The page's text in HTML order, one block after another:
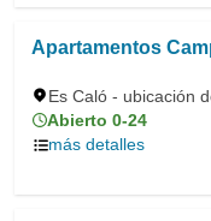
Apartamentos
Es Caló - ubicación
Abierto 0-24
más detalles